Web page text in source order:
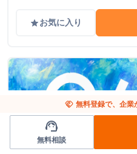
gradeお気に入り
handshake 無料登録で、企業
support_agent
無料相談